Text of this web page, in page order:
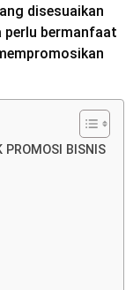
disesuaikan
perlu bermanfaat
PROMOSI BISNIS